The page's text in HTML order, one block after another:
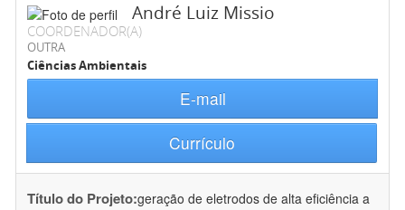
André Luiz Missio
COORDENADOR(A)
OUTRA
Ciências Ambientais
E-mail
Currículo
Título do Projeto:geração de eletrodos de alta eficiência a